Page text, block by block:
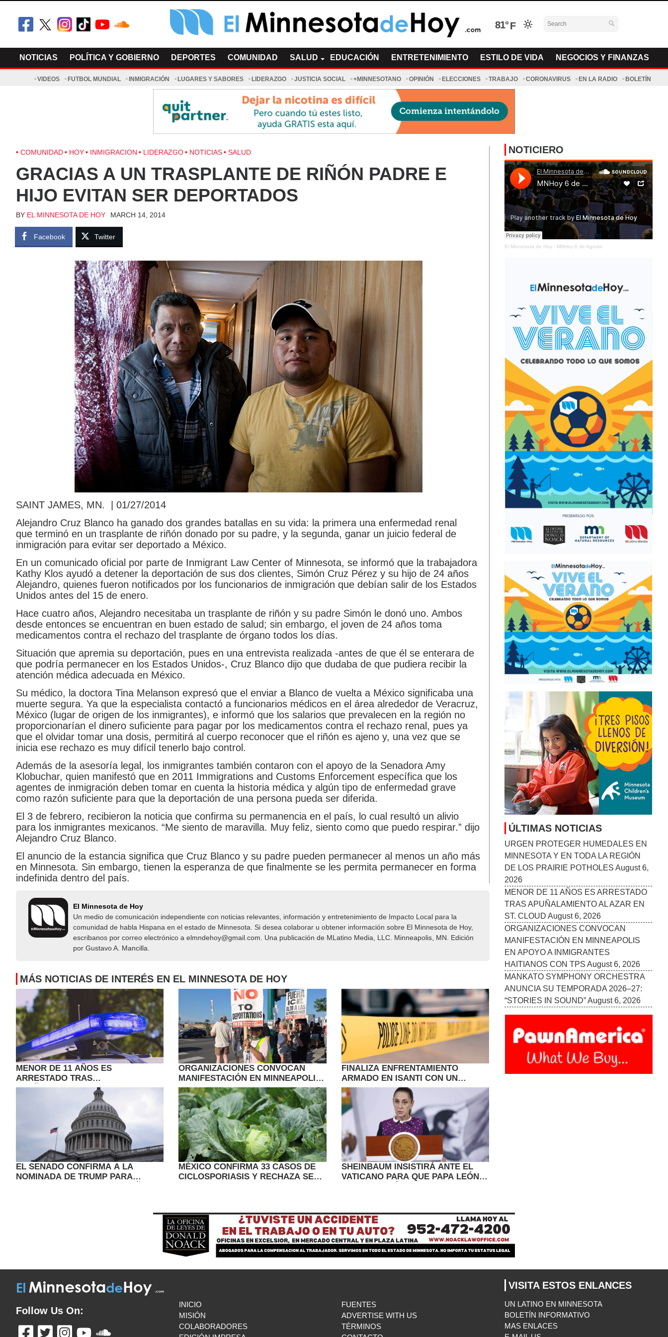
81°
NOTICIAS POLÍTICA Y GOBIERNO DEPORTES COMUNIDAD SALUD EDUCACIÓN ENTRETENIMIENTO ESTILO DE VIDA NEGOCIOS Y FINANZAS
VIDEOS FUTBOL MUNDIAL INMIGRACIÓN LUGARES Y SABORES LIDERAZGO JUSTICIA SOCIAL +MINNESOTANO OPINIÓN ELECCIONES TRABAJO CORONAVIRUS EN LA RADIO BOLETÍN
COMUNIDAD HOY INMIGRACION LIDERAZGO NOTICIAS SALUD
GRACIAS A UN TRASPLANTE DE RIÑÓN PADRE E
HIJO EVITAN SER DEPORTADOS
BY EL MINNESOTA DE HOY MARCH 14, 2014
Facebook Twitter
SAINT JAMES, MN. | 01/27/2014
Alejandro Cruz Blanco ha ganado dos grandes batallas en su vida: la primera una enfermedad renal
que terminó en un trasplante de riñón donado por su padre, y la segunda, ganar un juicio federal de
inmigración para evitar ser deportado a México.
En un comunicado oficial por parte de Inmigrant Law Center of Minnesota, se informó que la trabajadora
Kathy Klos ayudó a detener la deportación de sus dos clientes, Simón Cruz Pérez y su hijo de 24 años
Alejandro, quienes fueron notificados por los funcionarios de inmigración que debían salir de los Estados
Unidos antes del 15 de enero.
Hace cuatro años, Alejandro necesitaba un trasplante de riñón y su padre Simón le donó uno. Ambos
desde entonces se encuentran en buen estado de salud; sin embargo, el joven de 24 años toma
medicamentos contra el rechazo del trasplante de órgano todos los días.
Situación que apremia su deportación, pues en una entrevista realizada -antes de que él se enterara de
que podría permanecer en los Estados Unidos-, Cruz Blanco dijo que dudaba de que pudiera recibir la
atención médica adecuada en México.
Su médico, la doctora Tina Melanson expresó que el enviar a Blanco de vuelta a México significaba una
muerte segura. Ya que la especialista contactó a funcionarios médicos en el área alrededor de Veracruz,
México (lugar de origen de los inmigrantes), e informó que los salarios que prevalecen en la región no
proporcionarían el dinero suficiente para pagar por los medicamentos contra el rechazo renal, pues ya
que el olvidar tomar una dosis, permitirá al cuerpo reconocer que el riñón es ajeno y, una vez que se
inicia ese rechazo es muy difícil tenerlo bajo control.
Además de la asesoría legal, los inmigrantes también contaron con el apoyo de la Senadora Amy
Klobuchar, quien manifestó que en 2011 Immigrations and Customs Enforcement específica que los
agentes de inmigración deben tomar en cuenta la historia médica y algún tipo de enfermedad grave
como razón suficiente para que la deportación de una persona pueda ser diferida.
El 3 de febrero, recibieron la noticia que confirma su permanencia en el país, lo cual resultó un alivio
para los inmigrantes mexicanos. “Me siento de maravilla. Muy feliz, siento como que puedo respirar.” dijo
Alejandro Cruz Blanco.
El anuncio de la estancia significa que Cruz Blanco y su padre pueden permanecer al menos un año más
en Minnesota. Sin embargo, tienen la esperanza de que finalmente se les permita permanecer en forma
indefinida dentro del país.
El Minnesota de Hoy
Un medio de comunicación independiente con noticias relevantes, información y entretenimiento de Impacto Local​​ para la
comunidad de habla Hispana en el estado de Minnesota. Si desea colaborar u obtener información sobre El Minnesota de Hoy,
escribanos por correo electrónico a elmndehoy@gmail.com. Una publicación de MLatino Media, LLC. Minneapolis, MN. Edición
por Gustavo A. Mancilla.
MÁS NOTICIAS DE INTERÉS EN EL MINNESOTA DE HOY
MENOR DE 11 AÑOS ES
ARRESTADO TRAS
APUÑALAMIENTO AL AZAR EN ST.
ORGANIZACIONES CONVOCAN
MANIFESTACIÓN EN MINNEAPOLIS
EN APOYO A INMIGRANTES
HAITIANOS CON TPS
FINALIZA ENFRENTAMIENTO
ARMADO EN ISANTI CON UN
ARRESTO; INVESTIGAN USO DE LA
FUERZA
EL SENADO CONFIRMA A LA
NOMINADA DE TRUMP PARA
MÉXICO CONFIRMA 33 CASOS DE
CICLOSPORIASIS Y RECHAZA SER
SHEINBAUM INSISTIRÁ ANTE EL
VATICANO PARA QUE PAPA LEÓN
NOTICIERO
El Minnesota de Hoy· MNHoy 6 de Agosto
ÚLTIMAS NOTICIAS
MINNESOTA Y EN TODA LA REGIÓN
DE LOS PRAIRIE POTHOLES
August 6,
2026
MENOR DE 11 AÑOS ES ARRESTADO
TRAS APUÑALAMIENTO AL AZAR EN
ST. CLOUD
August 6, 2026
ORGANIZACIONES CONVOCAN
MANIFESTACIÓN EN MINNEAPOLIS
EN APOYO A INMIGRANTES
HAITIANOS CON TPSAugust 6, 2026
ANUNCIA SU TEMPORADA 2026–27:
“STORIES IN SOUND” August 6, 2026
Follow Us On:
INICIO
MISIÓN
COLABORADORES
FUENTES
ADVERTISE WITH US
TÉRMINOS
VISITA ESTOS ENLANCES
UN LATINO EN MINNESOTA
BOLETÍN INFORMATIVO
MAS ENLACES